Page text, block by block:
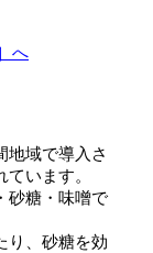
へ
地域で導入さ
います。
砂糖・味噌で
り、砂糖を効